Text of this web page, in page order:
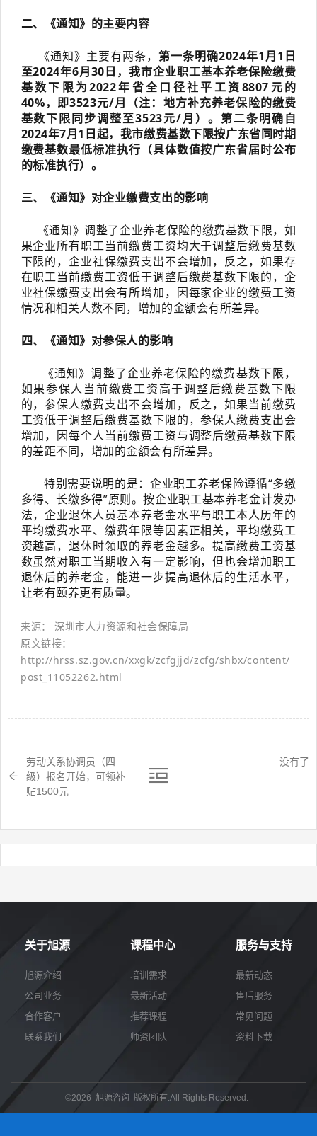
二、《通知》的主要内容
《通知》主要有两条，第一条明确2024年1月1日
至2024年6月30日，我市企业职工基本养老保险缴费
基数下限为2022年省全口径社平工资8807元的
40%，即3523元/月（注：地方补充养老保险的缴费
基数下限同步调整至3523元/月）。第二条明确自
2024年7月1日起，我市缴费基数下限按广东省同时期
缴费基数最低标准执行（具体数值按广东省届时公布
的标准执行）。
三、《通知》对企业缴费支出的影响
《通知》调整了企业养老保险的缴费基数下限，如
果企业所有职工当前缴费工资均大于调整后缴费基数
下限的，企业社保缴费支出不会增加，反之，如果存
在职工当前缴费工资低于调整后缴费基数下限的，企
业社保缴费支出会有所增加，因每家企业的缴费工资
情况和相关人数不同，增加的金额会有所差异。
四、《通知》对参保人的影响
《通知》调整了企业养老保险的缴费基数下限，
如果参保人当前缴费工资高于调整后缴费基数下限
的，参保人缴费支出不会增加，反之，如果当前缴费
工资低于调整后缴费基数下限的，参保人缴费支出会
增加，因每个人当前缴费工资与调整后缴费基数下限
的差距不同，增加的金额会有所差异。
特别需要说明的是：企业职工养老保险遵循“多缴
多得、长缴多得”原则。按企业职工基本养老金计发办
法，企业退休人员基本养老金水平与职工本人历年的
平均缴费水平、缴费年限等因素正相关，平均缴费工
资越高，退休时领取的养老金越多。提高缴费工资基
数虽然对职工当期收入有一定影响，但也会增加职工
退休后的养老金，能进一步提高退休后的生活水平，
让老有颐养更有质量。
来源： 深圳市人力资源和社会保障局
原文链接：
http://hrss.sz.gov.cn/xxgk/zcfgjjd/zcfg/shbx/content/
post_11052262.html
劳动关系协调员（四
级）报名开始，可领补
贴1500元
没有了
关于旭源
旭源介绍
公司业务
合作客户
联系我们
课程中心
培训需求
最新活动
推荐课程
师资团队
服务与支持
最新动态
售后服务
常见问题
资料下载
©2026 旭源咨询 版权所有.All Rights Reserved.